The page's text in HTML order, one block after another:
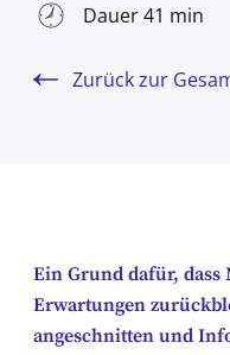
Dauer 41 min
Zurück zur
Ein Grund dafür, dass
Erwartungen
angeschnitten und